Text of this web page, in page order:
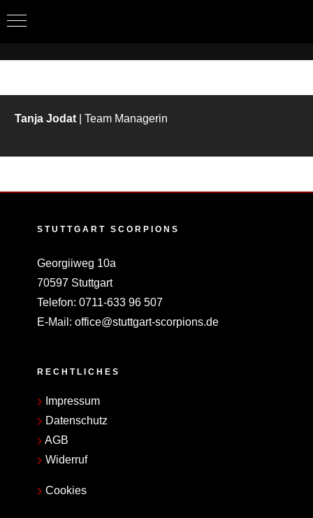
Tanja Jodat| Team Managerin
STUTTGART SCORPIONS
Georgiiweg 10a
70597 Stuttgart
Telefon: 0711-633 96 507
E-Mail: office@stuttgart-scorpions.de
RECHTLICHES
Impressum
Datenschutz
AGB
Widerruf
Cookies